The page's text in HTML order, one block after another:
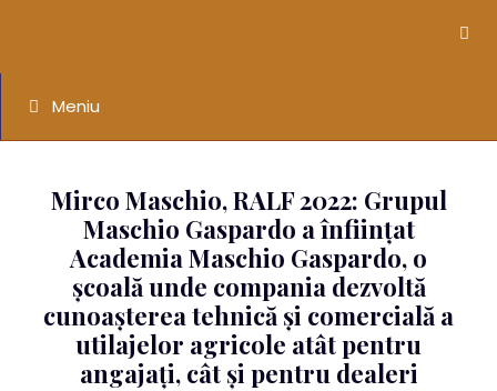
Meniu
Mirco Maschio, RALF 2022: Grupul
Maschio Gaspardo a înființat
Academia Maschio Gaspardo, o
școală unde compania dezvoltă
cunoașterea tehnică și comercială a
utilajelor agricole atât pentru
angajați, cât și pentru dealeri